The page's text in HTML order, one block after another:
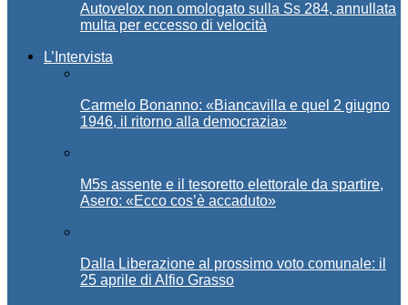
Autovelox non omologato sulla Ss 284, annullata
multa per eccesso di velocità
L’Intervista
Carmelo Bonanno: «Biancavilla e quel 2 giugno
1946, il ritorno alla democrazia»
M5s assente e il tesoretto elettorale da spartire,
Asero: «Ecco cos’è accaduto»
Dalla Liberazione al prossimo voto comunale: il
25 aprile di Alfio Grasso